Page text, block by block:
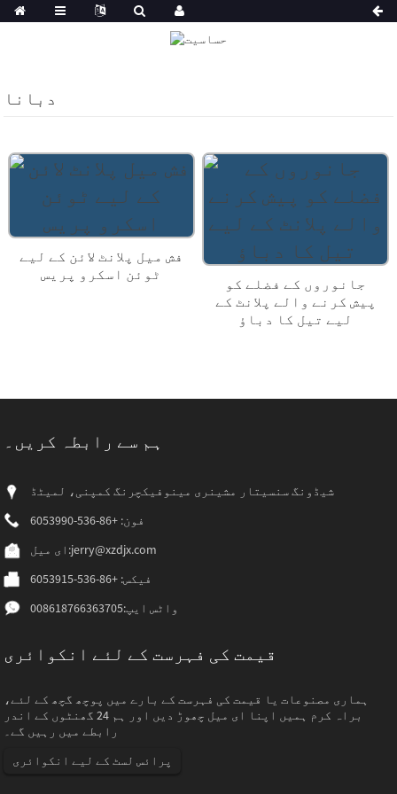
دبانا
فش میل پلانٹ لائن کے لیے
ٹوئن اسکرو پریس
جانوروں کے فضلے کو
پیش کرنے والے پلانٹ کے
لیے تیل کا دباؤ
ہم سے رابطہ کریں۔
شیڈونگ سنسیتار مشینری مینوفیکچرنگ کمپنی، لمیٹڈ
فون: +86-536-6053990
ای میل:jerry@xzdjx.com
فیکس: +86-536-6053915
واٹس ایپ:008618766363705
قیمت کی فہرست کے لئے انکوائری
ہماری مصنوعات یا قیمت کی فہرست کے بارے میں پوچھ گچھ کے لئے،
براہ کرم ہمیں اپنا ای میل چھوڑ دیں اور ہم 24 گھنٹوں کے اندر
رابطے میں رہیں گے۔
پرائس لسٹ کے لیے انکوائری